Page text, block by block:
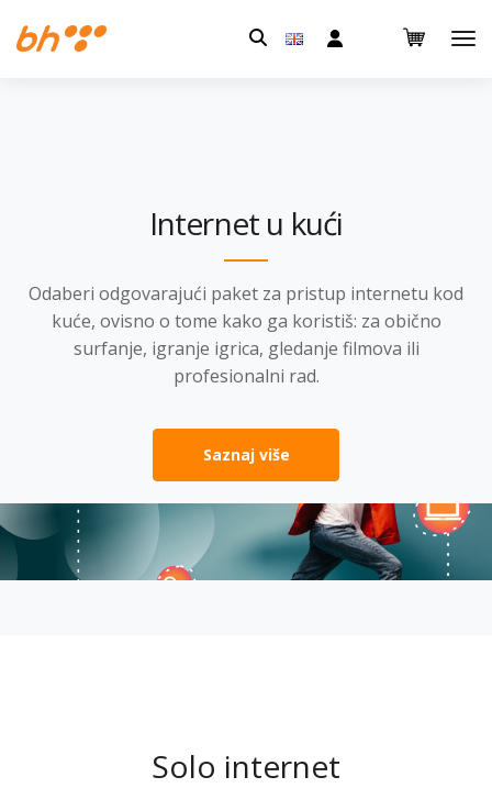
Pretraga:
Internet u kući
Odaberi odgovarajući paket za pristup internetu kod
kuće, ovisno o tome kako ga koristiš: za obično
surfanje, igranje igrica, gledanje filmova ili
profesionalni rad.
Saznaj više
Solo internet